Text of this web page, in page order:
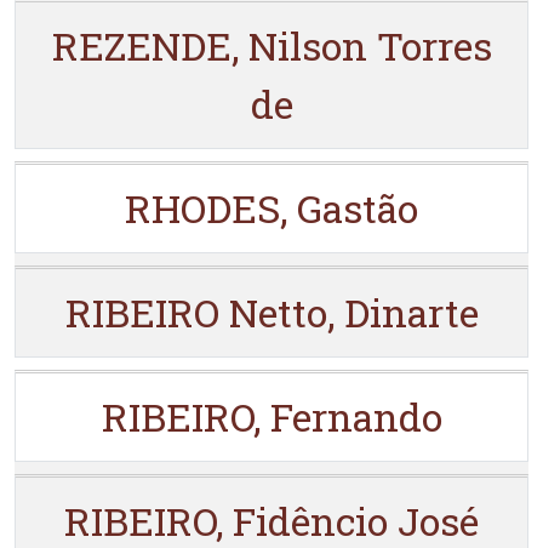
REZENDE, Nilson Torres
de
RHODES, Gastão
RIBEIRO Netto, Dinarte
RIBEIRO, Fernando
RIBEIRO, Fidêncio José